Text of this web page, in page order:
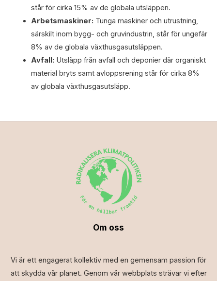
står för cirka 15% av de globala utsläppen.
Arbetsmaskiner: Tunga maskiner och utrustning,
särskilt inom bygg- och gruvindustrin, står för ungefär
8% av de globala växthusgasutsläppen.
Avfall: Utsläpp från avfall och deponier där organiskt
material bryts samt avloppsrening står för cirka 8%
av globala växthusgasutsläpp.
Om oss
Vi är ett engagerat kollektiv med en gemensam passion för
att skydda vår planet. Genom vår webbplats strävar vi efter